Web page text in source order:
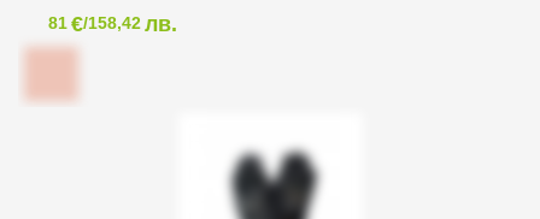
81€/158,42лв.